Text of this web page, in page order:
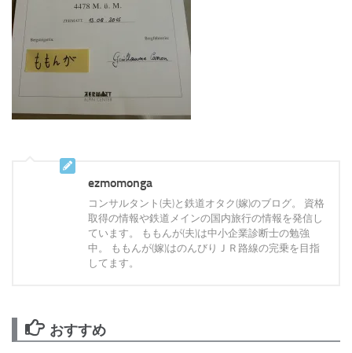
ezmomonga
コンサルタント(夫)と鉄道オタク(嫁)のブログ。 資格
取得の情報や鉄道メインの国内旅行の情報を発信し
ています。 ももんが(夫)は中小企業診断士の勉強
中。 ももんが(嫁)はのんびりＪＲ路線の完乗を目指
してます。
おすすめ